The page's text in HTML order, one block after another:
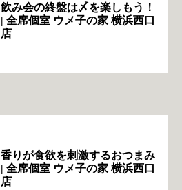
飲み会の終盤は〆を楽しもう！
| 全席個室 ウメ子の家 横浜西口
店
香りが食欲を刺激するおつまみ
| 全席個室 ウメ子の家 横浜西口
店